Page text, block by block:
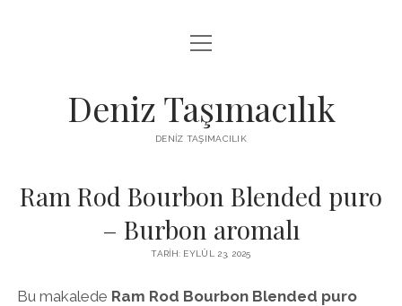
IGTV BEĞENI KASMA PARASIZ
SAYFA LISTESI
TWITTER PROFIL RESMI NASIL DEĞIŞTIRILIR
menüyü
aç
Deniz Taşımacılık
DENIZ TAŞIMACILIK
Ram Rod Bourbon Blended puro
– Burbon aromalı
TARIH: EYLÜL 23, 2025
Bu makalede Ram Rod Bourbon Blended puro